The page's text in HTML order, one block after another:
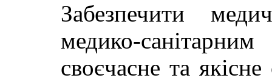
Забезпечити
медико-
своєчасне та